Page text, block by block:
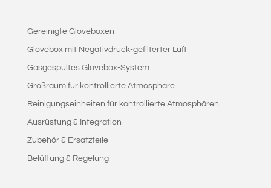
Gereinigte Gloveboxen
Glovebox mit Negativdruck-gefilterter Luft
Gasgespültes Glovebox-System
Großraum für kontrollierte Atmosphäre
Reinigungseinheiten für kontrollierte Atmosphären
Ausrüstung & Integration
Zubehör & Ersatzteile
Belüftung & Regelung